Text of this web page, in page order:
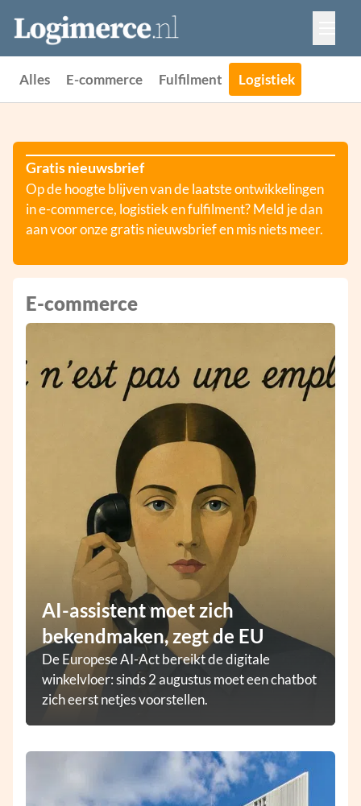
Vacatures
Events
Alles E-commerce Fulfilment Logistiek
Gratis nieuwsbrief
Op de hoogte blijven van de laatste ontwikkelingen
in e-commerce, logistiek en fulfilment? Meld je dan
aan voor onze gratis nieuwsbrief en mis niets meer.
E-commerce
AI-assistent moet zich
bekendmaken, zegt de EU
De Europese AI-Act bereikt de digitale
winkelvloer: sinds 2 augustus moet een chatbot
zich eerst netjes voorstellen.